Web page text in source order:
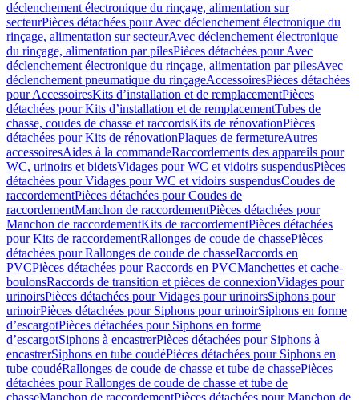
déclenchement électronique du rinçage, alimentation sur
secteurPièces détachées pour Avec déclenchement électronique du
rinçage, alimentation sur secteurAvec déclenchement électronique
du rinçage, alimentation par pilesPièces détachées pour Avec
déclenchement électronique du rinçage, alimentation par pilesAvec
déclenchement pneumatique du rinçageAccessoiresPièces détachées
pour AccessoiresKits d’installation et de remplacementPièces
détachées pour Kits d’installation et de remplacementTubes de
chasse, coudes de chasse et raccordsKits de rénovationPièces
détachées pour Kits de rénovationPlaques de fermetureAutres
accessoiresAides à la commandeRaccordements des appareils pour
WC, urinoirs et bidetsVidages pour WC et vidoirs suspendusPièces
détachées pour Vidages pour WC et vidoirs suspendusCoudes de
raccordementPièces détachées pour Coudes de
raccordementManchon de raccordementPièces détachées pour
Manchon de raccordementKits de raccordementPièces détachées
pour Kits de raccordementRallonges de coude de chassePièces
détachées pour Rallonges de coude de chasseRaccords en
PVCPièces détachées pour Raccords en PVCManchettes et cache-
boulonsRaccords de transition et pièces de connexionVidages pour
urinoirsPièces détachées pour Vidages pour urinoirsSiphons pour
urinoirPièces détachées pour Siphons pour urinoirSiphons en forme
d’escargotPièces détachées pour Siphons en forme
d’escargotSiphons à encastrerPièces détachées pour Siphons à
encastrerSiphons en tube coudéPièces détachées pour Siphons en
tube coudéRallonges de coude de chasse et tube de chassePièces
détachées pour Rallonges de coude de chasse et tube de
chasseManchon de raccordementPièces détachées pour Manchon de